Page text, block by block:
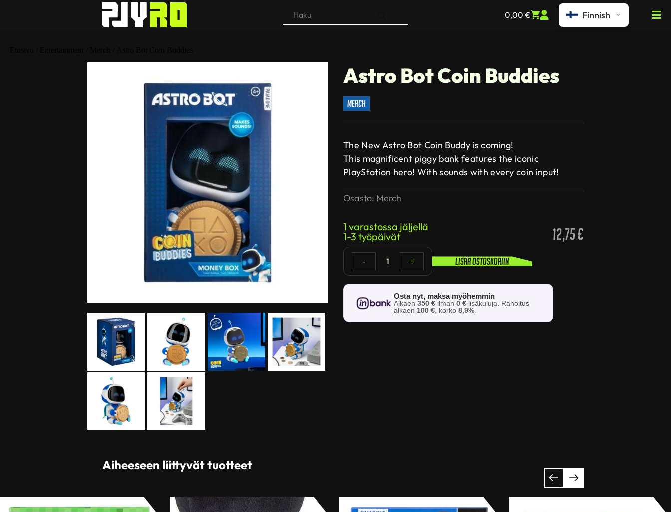
search
0,00 € Finnish
Astro Bot Coin Buddies
merch
The New Astro Bot Coin Buddy is coming!
This magnificent piggy bank features the iconic
PlayStation hero! With sounds with every coin input!
Osasto: Merch
1 varastossa jäljellä
1-3 työpäivät
12,75€
- 1 + Lisää ostoskoriin
Osta nyt, maksa myöhemmin
Alkaen350 € ilman0 € lisäkuluja. Rahoitus
alkaen 100 €, korko8,9%.
Aiheeseen liittyvät tuotteet